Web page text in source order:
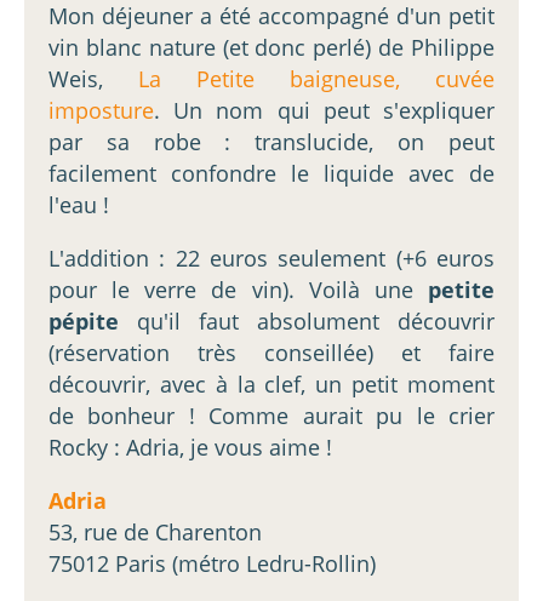
Mon déjeuner a été accompagné d'un petit
vin blanc nature (et donc perlé) de Philippe
Weis, La Petite baigneuse, cuvée
imposture. Un nom qui peut s'expliquer
par sa robe : translucide, on peut
facilement confondre le liquide avec de
l'eau !
L'addition : 22 euros seulement (+6 euros
pour le verre de vin). Voilà une petite
pépite qu'il faut absolument découvrir
(réservation très conseillée) et faire
découvrir, avec à la clef, un petit moment
de bonheur ! Comme aurait pu le crier
Rocky : Adria, je vous aime !
Adria
53, rue de Charenton
75012 Paris (métro Ledru-Rollin)